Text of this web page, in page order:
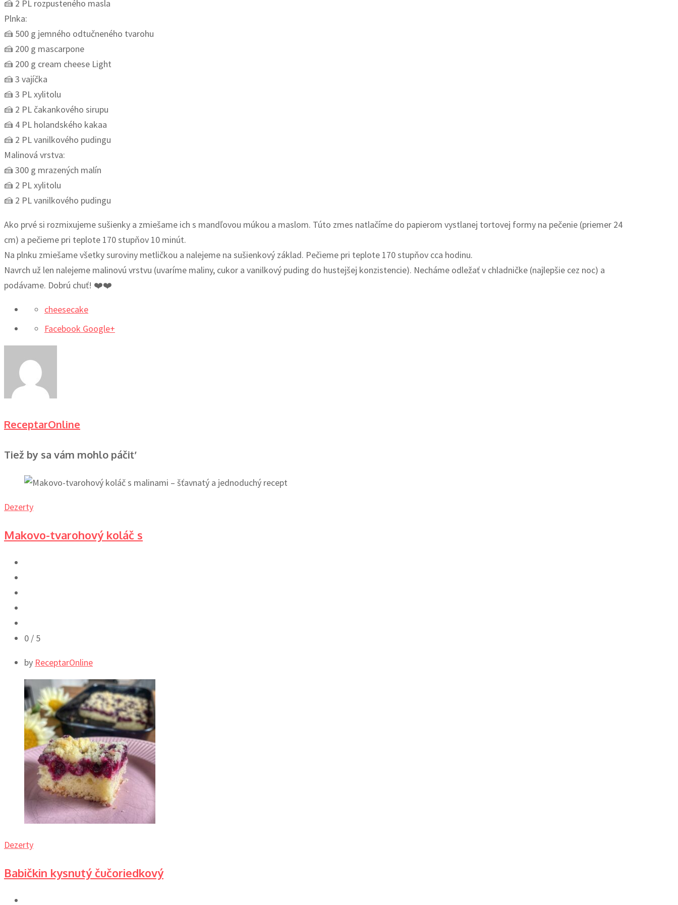
🍰 2 PL rozpusteného masla
Plnka:
🍰 500 g jemného odtučneného tvarohu
🍰 200 g mascarpone
🍰 200 g cream cheese Light
🍰 3 vajíčka
🍰 3 PL xylitolu
🍰 2 PL čakankového sirupu
🍰 4 PL holandského kakaa
🍰 2 PL vanilkového pudingu
Malinová vrstva:
🍰 300 g mrazených malín
🍰 2 PL xylitolu
🍰 2 PL vanilkového pudingu
Ako prvé si rozmixujeme sušienky a zmiešame ich s mandľovou múkou a maslom. Túto zmes natlačíme do papierom vystlanej tortovej formy na pečenie (priemer 24
cm) a pečieme pri teplote 170 stupňov 10 minút.
Na plnku zmiešame všetky suroviny metličkou a nalejeme na sušienkový základ. Pečieme pri teplote 170 stupňov cca hodinu.
Navrch už len nalejeme malinovú vrstvu (uvaríme maliny, cukor a vanilkový puding do hustejšej konzistencie). Necháme odležať v chladničke (najlepšie cez noc) a
podávame. Dobrú chuť! ❤️❤️
cheesecake
Facebook Google+
ReceptarOnline
Tiež by sa vám mohlo páčiť
Dezerty
Makovo-tvarohový koláč s
0 / 5
by ReceptarOnline
Dezerty
Babičkin kysnutý čučoriedkový